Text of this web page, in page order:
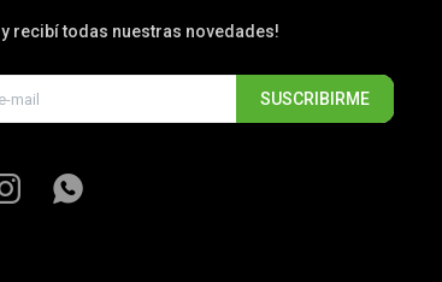
y recibí todas nuestras novedades!
SUSCRIBIRME
